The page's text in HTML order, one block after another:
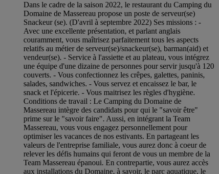
Dans le cadre de la saison 2022, le restaurant du Camping du
Domaine de Massereau propose un poste de serveur(se)
Snackeur (se). (D'avril à septembre 2022) Ses missions : -
Avec une excellente présentation, et parlant anglais
couramment, vous maîtrisez parfaitement tous les aspects
relatifs au métier de serveur(se)/snackeur(se), barman(aid) et
vendeur(se). - Service à l'assiette et au plateau, vous intégrez
une équipe d'une dizaine de personnes pour servir jusqu'à 120
couverts. - Vous confectionnez les crêpes, galettes, paninis,
salades, sandwiches. - Vous servez et encaissez le bar, le
snack et l'épicerie. - Vous maitrisez les règles d'hygiène.
Conditions de travail : Le Camping du Domaine de
Massereau intègre des candidats pour qui le "savoir être"
prime sur le "savoir faire". Aussi, en intégrant la Team
Massereau, vous vous engagez personnellement pour
optimiser les vacances de nos estivants. En partageant les
valeurs de l'entreprise familiale, vous aurez donc à coeur de
relever les défis humains qui feront de vous un membre de la
Team Massereau épanoui. En contrepartie, vous aurez accès
aux installations du Domaine, à savoir, le parc aquatique, le